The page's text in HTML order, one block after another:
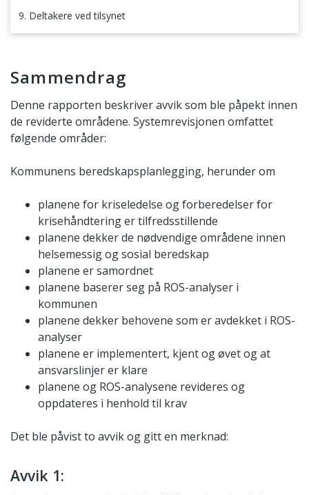
9. Deltakere ved tilsynet
Sammendrag
Denne rapporten beskriver avvik som ble påpekt innen
de reviderte områdene. Systemrevisjonen omfattet
følgende områder:
Kommunens beredskapsplanlegging, herunder om
planene for kriseledelse og forberedelser for
krisehåndtering er tilfredsstillende
planene dekker de nødvendige områdene innen
helsemessig og sosial beredskap
planene er samordnet
planene baserer seg på ROS-analyser i
kommunen
planene dekker behovene som er avdekket i ROS-
analyser
planene er implementert, kjent og øvet og at
ansvarslinjer er klare
planene og ROS-analysene revideres og
oppdateres i henhold til krav
Det ble påvist to avvik og gitt en merknad:
Avvik 1: